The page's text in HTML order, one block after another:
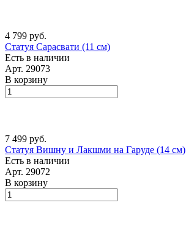
4 799 руб.
Статуя Сарасвати (11 см)
Есть в наличии
Арт. 29073
В корзину
7 499 руб.
Статуя Вишну и Лакшми на Гаруде (14 см)
Есть в наличии
Арт. 29072
В корзину